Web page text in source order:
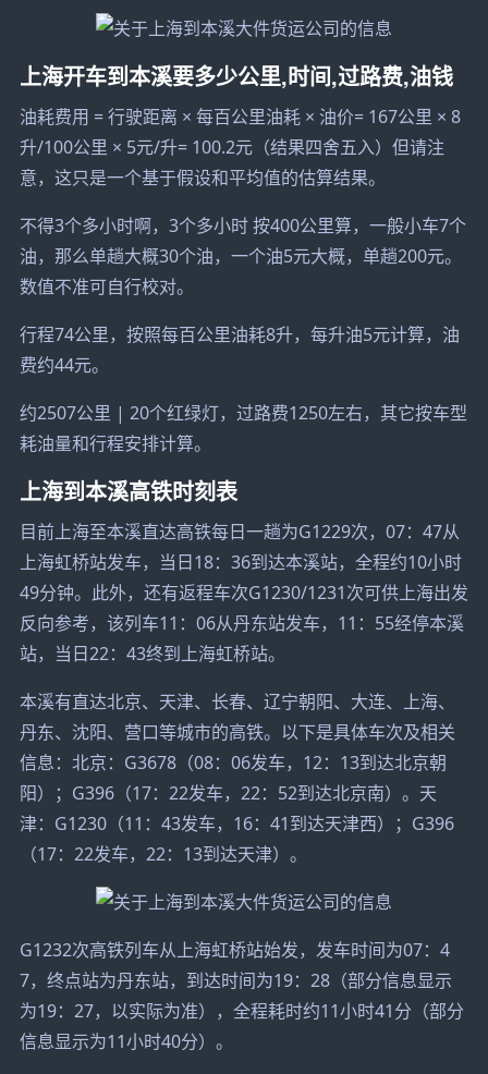
上海开车到本溪要多少公里,时间,过路费,油钱
油耗费用 = 行驶距离 × 每百公里油耗 × 油价= 167公里 × 8
升/100公里 × 5元/升= 100.2元（结果四舍五入）但请注
意，这只是一个基于假设和平均值的估算结果。
不得3个多小时啊，3个多小时 按400公里算，一般小车7个
油，那么单趟大概30个油，一个油5元大概，单趟200元。
数值不准可自行校对。
行程74公里，按照每百公里油耗8升，每升油5元计算，油
费约44元。
约2507公里 | 20个红绿灯，过路费1250左右，其它按车型
耗油量和行程安排计算。
上海到本溪高铁时刻表
目前上海至本溪直达高铁每日一趟为G1229次，07：47从
上海虹桥站发车，当日18：36到达本溪站，全程约10小时
49分钟。此外，还有返程车次G1230/1231次可供上海出发
反向参考，该列车11：06从丹东站发车，11：55经停本溪
站，当日22：43终到上海虹桥站。
本溪有直达北京、天津、长春、辽宁朝阳、大连、上海、
丹东、沈阳、营口等城市的高铁。以下是具体车次及相关
信息：北京：G3678（08：06发车，12：13到达北京朝
阳）；G396（17：22发车，22：52到达北京南）。天
津：G1230（11：43发车，16：41到达天津西）；G396
（17：22发车，22：13到达天津）。
G1232次高铁列车从上海虹桥站始发，发车时间为07：4
7，终点站为丹东站，到达时间为19：28（部分信息显示
为19：27，以实际为准），全程耗时约11小时41分（部分
信息显示为11小时40分）。